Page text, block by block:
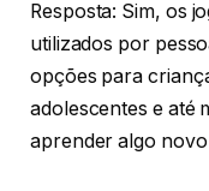
Resposta: Sim, os
utilizados por
opções para
adolescentes e até
aprender algo